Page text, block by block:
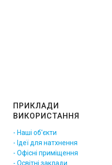
ПРИКЛАДИ
ВИКОРИСТАННЯ
- Наші об'єкти
- Ідеї для натхнення
- Офісні приміщення
- Освітні заклади